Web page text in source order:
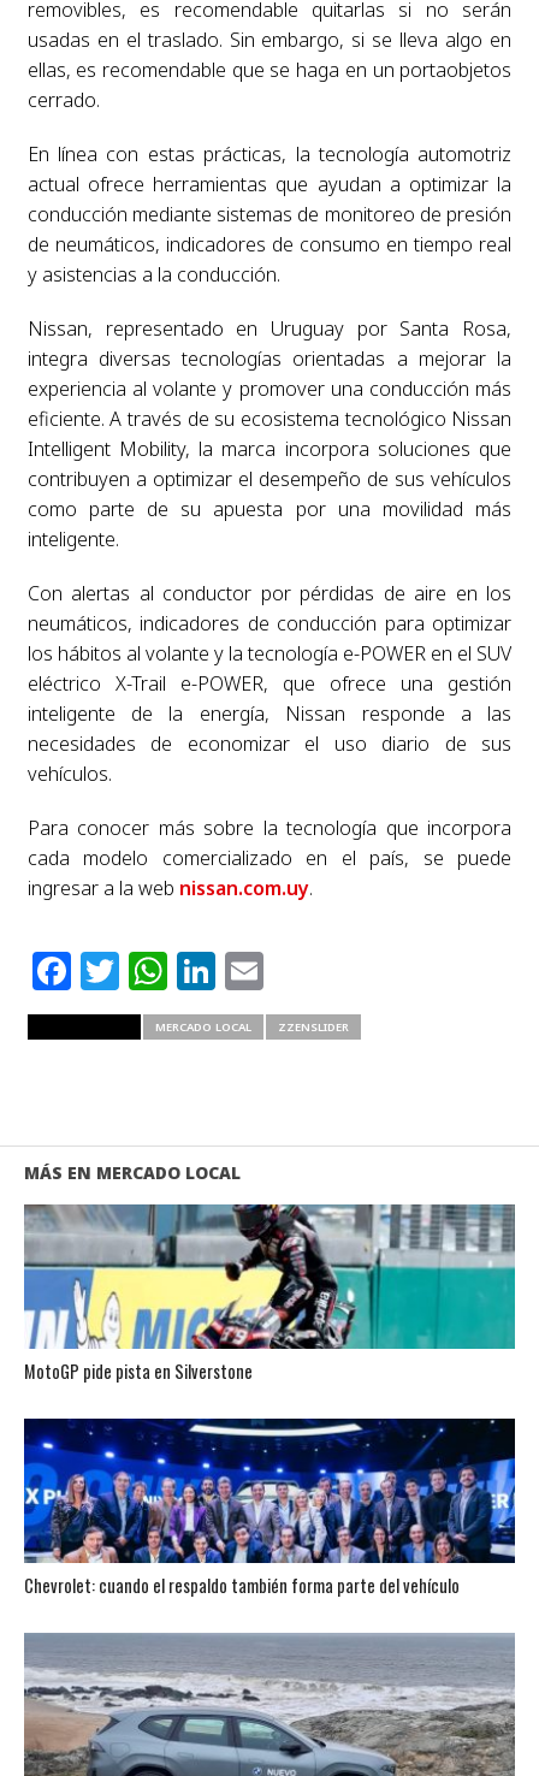
removibles, es recomendable quitarlas si no serán
usadas en el traslado. Sin embargo, si se lleva algo en
ellas, es recomendable que se haga en un portaobjetos
cerrado.
En línea con estas prácticas, la tecnología automotriz
actual ofrece herramientas que ayudan a optimizar la
conducción mediante sistemas de monitoreo de presión
de neumáticos, indicadores de consumo en tiempo real
y asistencias a la conducción.
Nissan, representado en Uruguay por Santa Rosa,
integra diversas tecnologías orientadas a mejorar la
experiencia al volante y promover una conducción más
eficiente. A través de su ecosistema tecnológico Nissan
Intelligent Mobility, la marca incorpora soluciones que
contribuyen a optimizar el desempeño de sus vehículos
como parte de su apuesta por una movilidad más
inteligente.
Con alertas al conductor por pérdidas de aire en los
neumáticos, indicadores de conducción para optimizar
los hábitos al volante y la tecnología e-POWER en el SUV
eléctrico X-Trail e-POWER, que ofrece una gestión
inteligente de la energía, Nissan responde a las
necesidades de economizar el uso diario de sus
vehículos.
Para conocer más sobre la tecnología que incorpora
cada modelo comercializado en el país, se puede
ingresar a la web nissan.com.uy.
Facebook
Twitter
WhatsApp
LinkedIn
Email
MERCADO LOCAL ZZENSLIDER
MÁS EN MERCADO LOCAL
MotoGP pide pista en Silverstone
Chevrolet: cuando el respaldo también forma parte del vehículo